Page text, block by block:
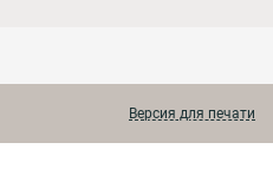
также новые возможности
последней версии Компас
проектирования деталей,
механизмов и узлов.
Версия для печати